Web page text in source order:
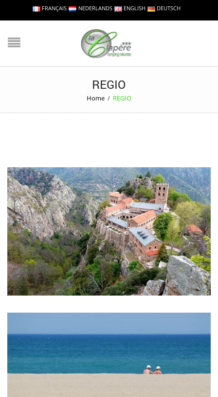
FRANÇAIS NEDERLANDS ENGLISH DEUTSCH
REGIO
Home / REGIO